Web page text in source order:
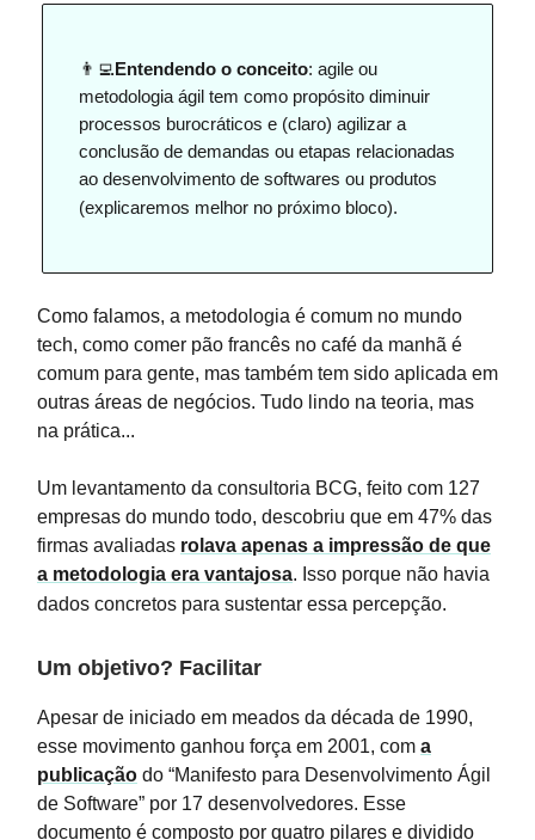
👨‍💻Entendendo o conceito: agile ou
metodologia ágil tem como propósito diminuir
processos burocráticos e (claro) agilizar a
conclusão de demandas ou etapas relacionadas
ao desenvolvimento de softwares ou produtos
(explicaremos melhor no próximo bloco).
Como falamos, a metodologia é comum no mundo
tech, como comer pão francês no café da manhã é
comum para gente, mas também tem sido aplicada em
outras áreas de negócios. Tudo lindo na teoria, mas
na prática...
Um levantamento da consultoria BCG, feito com 127
empresas do mundo todo, descobriu que em 47% das
firmas avaliadas rolava apenas a impressão de que
a metodologia era vantajosa. Isso porque não havia
dados concretos para sustentar essa percepção.
Um objetivo? Facilitar
Apesar de iniciado em meados da década de 1990,
esse movimento ganhou força em 2001, com a
publicação do “Manifesto para Desenvolvimento Ágil
de Software” por 17 desenvolvedores. Esse
documento é composto por quatro pilares e dividido